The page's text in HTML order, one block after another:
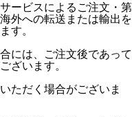
ービスによるご注文・第
外への転送または輸出を
す。
には、ご注文後であって
ざいます。
ただく場合がございま